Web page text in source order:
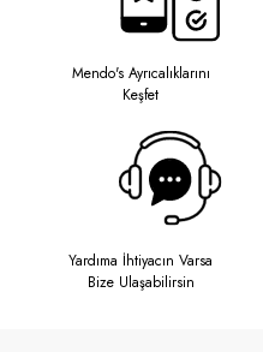
Mendo's Ayrıcalıklarını
Keşfet
Yardıma İhtiyacın Varsa
Bize Ulaşabilirsin